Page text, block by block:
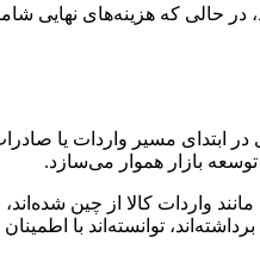
که هزینه‌های نهایی
ابتدای مسیر واردات یا
بازار هموار می‌سازد.
واردات کالا از چین
توانسته‌اند با